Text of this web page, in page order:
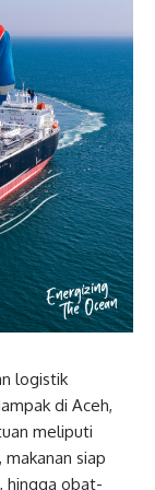
logistik
di Aceh,
meliputi
siap
hingga obat-